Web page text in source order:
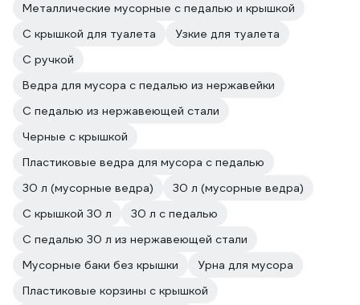
Металлические мусорные с педалью и крышкой
С крышкой для туалета
Узкие для туалета
С ручкой
Ведра для мусора с педалью из нержавейки
С педалью из нержавеющей стали
Черные с крышкой
Пластиковые ведра для мусора с педалью
30 л (мусорные ведра)
30 л (мусорные ведра)
С крышкой 30 л
30 л с педалью
С педалью 30 л из нержавеющей стали
Мусорные баки без крышки
Урна для мусора
Пластиковые корзины с крышкой